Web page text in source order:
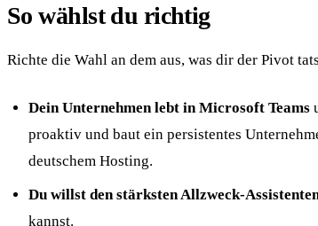
So wählst du richtig
Richte die Wahl an dem aus, was dir der Pivot
Dein Unternehmen lebt in Microsoft Teams
proaktiv und baut ein persistentes
deutschem Hosting.
Du willst den stärksten Allzweck-
kannst.